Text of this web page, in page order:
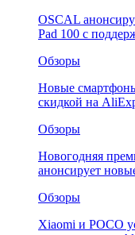
OSCAL
Pad 100 с
Обзоры
Новые
скидкой на
Обзоры
Новогодняя
анонсирует
Обзоры
Xiaomi и POCO